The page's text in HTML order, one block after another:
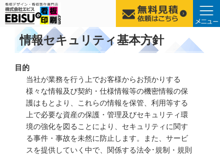
情報セキュリティ基本方針
目的
当社が業務を行う上でお客様からお預かりする
様々な情報及び契約・仕様情報等の機密情報の保
護はもとより、これらの情報を保管、利用等する
上で必要な資産の保護・管理及びセキュリティ環
境の強化を図ることにより、セキュリティに関す
る事件・事故を未然に防止します。また、サービ
スを提供していく中で、関係する法令･規制・規則